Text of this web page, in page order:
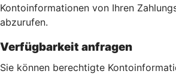
Kontoinformationen von Ihren
abzurufen.
Verfügbarkeit anfragen
Sie können berechtigte